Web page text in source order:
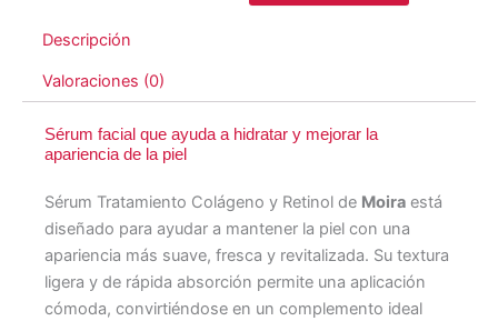
Descripción
Valoraciones (0)
Sérum facial que ayuda a hidratar y mejorar la
apariencia de la piel
Sérum Tratamiento Colágeno y Retinol de Moira está
diseñado para ayudar a mantener la piel con una
apariencia más suave, fresca y revitalizada. Su textura
ligera y de rápida absorción permite una aplicación
cómoda, convirtiéndose en un complemento ideal